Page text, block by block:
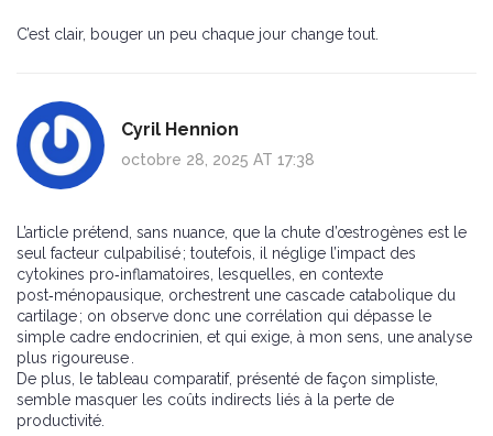
C’est clair, bouger un peu chaque jour change tout.
Cyril Hennion
octobre 28, 2025 AT 17:38
L’article prétend, sans nuance, que la chute d’œstrogènes est le
seul facteur culpabilisé ; toutefois, il néglige l’impact des
cytokines pro‑inflamatoires, lesquelles, en contexte
post‑ménopausique, orchestrent une cascade catabolique du
cartilage ; on observe donc une corrélation qui dépasse le
simple cadre endocrinien, et qui exige, à mon sens, une analyse
plus rigoureuse .
De plus, le tableau comparatif, présenté de façon simpliste,
semble masquer les coûts indirects liés à la perte de
productivité.